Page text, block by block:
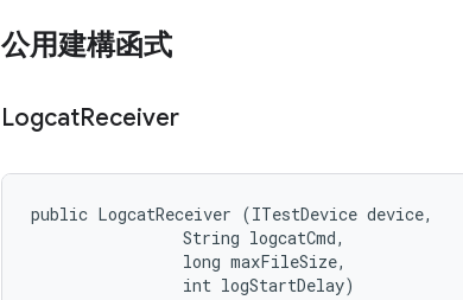
公用建構函式
LogcatReceiver
public LogcatReceiver (ITestDevice device,
                String logcatCmd,
                long maxFileSize,
                int logStartDelay)